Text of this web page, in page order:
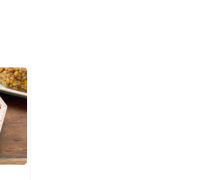
鍋つゆ